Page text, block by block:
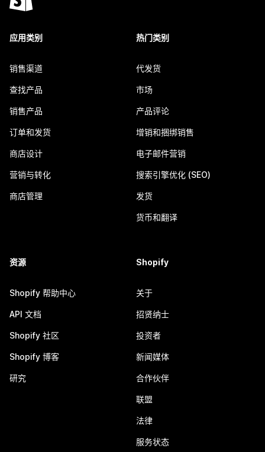
应用类别
销售渠道
查找产品
销售产品
订单和发货
商店设计
营销与转化
商店管理
热门类别
代发货
市场
产品评论
增销和捆绑销售
电子邮件营销
搜索引擎优化 (SEO)
发货
货币和翻译
资源
Shopify 帮助中心
API 文档
Shopify 社区
Shopify 博客
研究
Shopify
关于
招贤纳士
投资者
新闻媒体
合作伙伴
联盟
法律
服务状态